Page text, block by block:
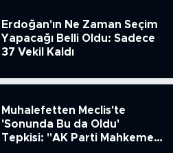
Erdoğan'ın Ne Zaman Seçim
Yapacağı Belli Oldu: Sadece
37 Vekil Kaldı
Muhalefetten Meclis'te
'Sonunda Bu da Oldu'
Tepkisi: "AK Parti Mahkeme